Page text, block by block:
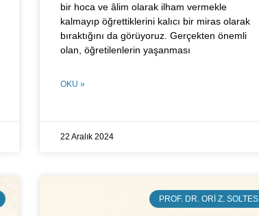
bir hoca ve âlim olarak ilham vermekle
kalmayıp öğrettiklerini kalıcı bir miras olarak
bıraktığını da görüyoruz. Gerçekten önemli
olan, öğretilenlerin yaşanması
OKU »
22 Aralık 2024
PROF. DR. ORI Z. SOLTES